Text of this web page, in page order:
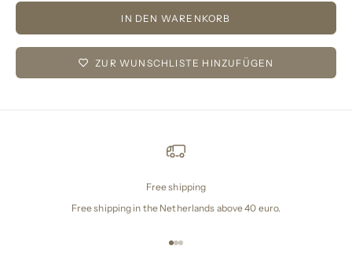
IN DEN WARENKORB
ZUR WUNSCHLISTE HINZUFÜGEN
Free shipping
Free shipping in the Netherlands above 40 euro.
Gehe zu Element 1
Gehe zu Element 2
Gehe zu Element 3